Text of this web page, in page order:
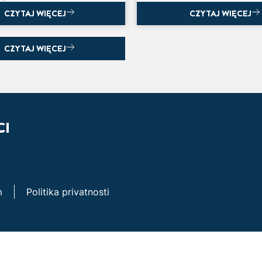
zima uskoro dolazi!
CZYTAJ WIĘCEJ CZYTAJ WIĘCEJ
DODIR PRIRODE
CZYTAJ WIĘCEJ
Politika privatnosti